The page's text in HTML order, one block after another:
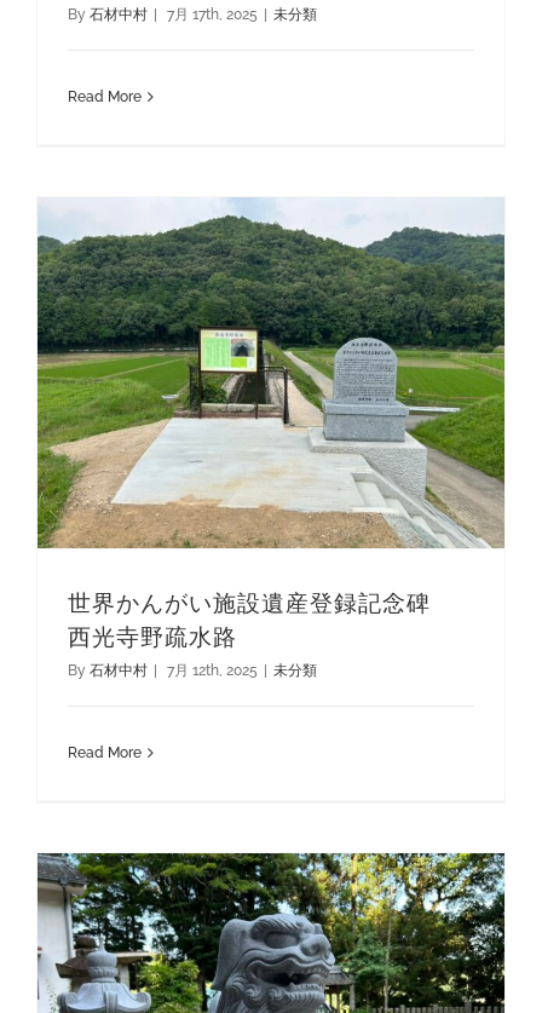
By 石材中村 | 7月 17th, 2025 | 未分類
Read More
世界かんがい施設遺産登録記念碑
西光寺野疏水路
By 石材中村 | 7月 12th, 2025 | 未分類
Read More